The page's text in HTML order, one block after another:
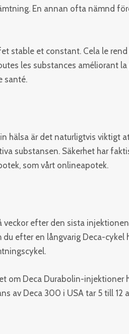
En annan ofta nämnd
stable et constant. Cela le
les substances améliorant
santé.
hälsa är det naturligtvis viktigt
substansen. Säkerhet har
som vårt onlineapotek.
efter den sista
efter en långvarig Deca-cykel
om Deca Durabolin-injektioner
av Deca 300 i USA tar 5 till 12